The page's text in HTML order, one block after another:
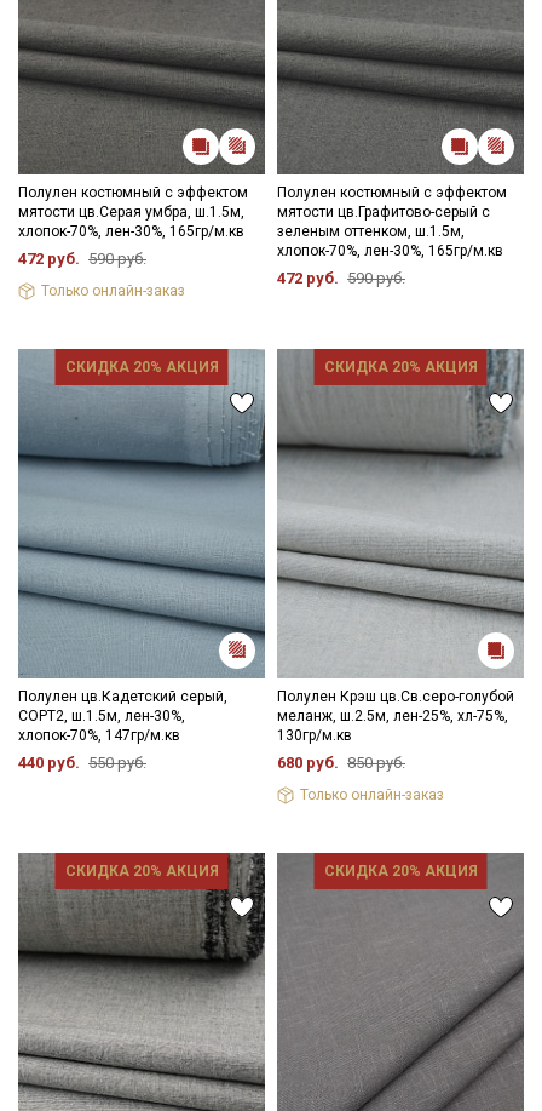
Полулен костюмный с эффектом
мятости цв.Серая умбра, ш.1.5м,
хлопок-70%, лен-30%, 165гр/м.кв
472 руб. 590 руб.
Только онлайн-заказ
Полулен костюмный с эффектом
мятости цв.Графитово-серый с
зеленым оттенком, ш.1.5м,
хлопок-70%, лен-30%, 165гр/м.кв
472 руб. 590 руб.
СКИДКА 20% АКЦИЯ
Полулен цв.Кадетский серый,
СОРТ2, ш.1.5м, лен-30%,
хлопок-70%, 147гр/м.кв
440 руб. 550 руб.
СКИДКА 20% АКЦИЯ
Полулен Крэш цв.Св.серо-голубой
меланж, ш.2.5м, лен-25%, хл-75%,
130гр/м.кв
680 руб. 850 руб.
Только онлайн-заказ
СКИДКА 20% АКЦИЯ СКИДКА 20% АКЦИЯ